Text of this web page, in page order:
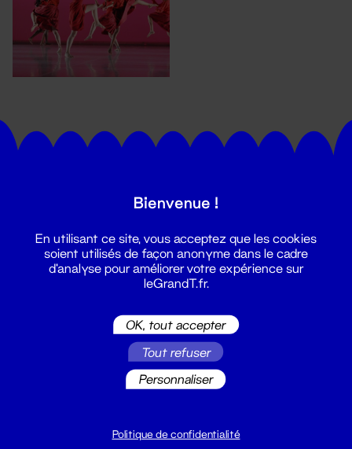
Grand T :
Bienvenue !
En utilisant ce site, vous acceptez que les cookies
soient utilisés de façon anonyme dans le cadre
d'analyse pour améliorer votre expérience sur
leGrandT.fr.
OK, tout accepter
Tout refuser
Personnaliser
Politique de confidentialité